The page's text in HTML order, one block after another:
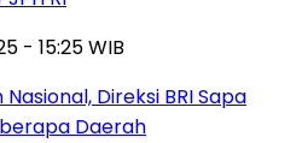
- 15:25 WIB
Direksi BRI Sapa
Daerah